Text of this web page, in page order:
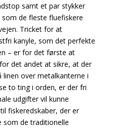
samt et par stykker
som de fleste fluefiskere
Tricket for at
kanyle, som det perfekte
– er for det første at
det andet at sikre, at der
linen over metalkanterne i
to ting i orden, er der fri
udgifter vil kunne
fiskeredskaber, der er
som de traditionelle